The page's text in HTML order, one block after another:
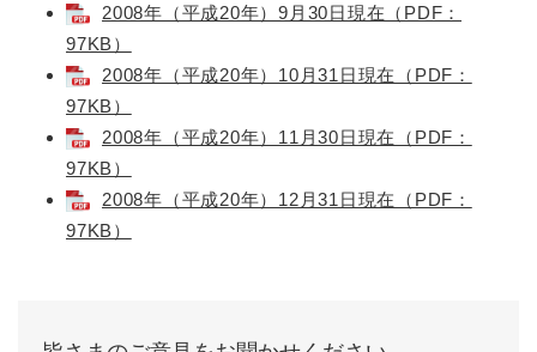
2008年（平成20年）9月30日現在（PDF：
97KB）
2008年（平成20年）10月31日現在（PDF：
97KB）
2008年（平成20年）11月30日現在（PDF：
97KB）
2008年（平成20年）12月31日現在（PDF：
97KB）